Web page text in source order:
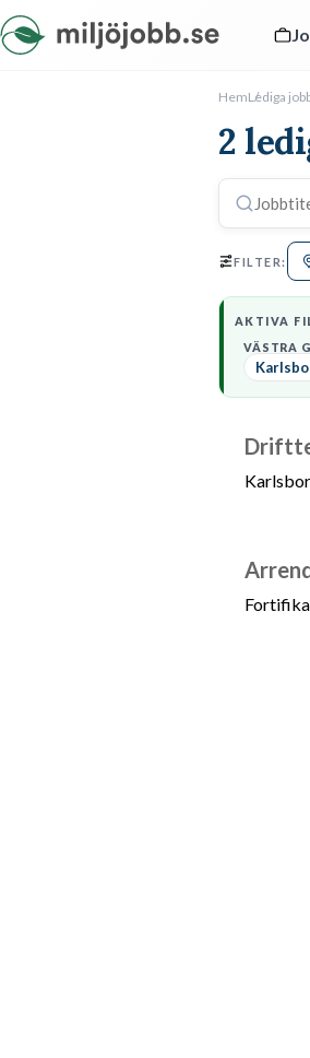
HemLediga
2
FILTER:
AKTIVA
VÄSTRA